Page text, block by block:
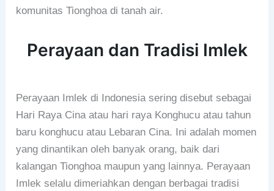
komunitas Tionghoa di tanah air.
Perayaan dan Tradisi Imlek
Perayaan Imlek di Indonesia sering disebut sebagai
Hari Raya Cina atau hari raya Konghucu atau tahun
baru konghucu atau Lebaran Cina. Ini adalah momen
yang dinantikan oleh banyak orang, baik dari
kalangan Tionghoa maupun yang lainnya. Perayaan
Imlek selalu dimeriahkan dengan berbagai tradisi